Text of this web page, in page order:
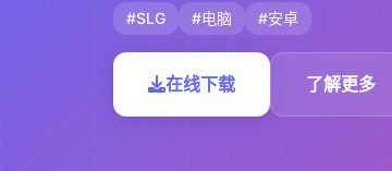
#SLG #电脑 #安卓
在线下载 了解更多